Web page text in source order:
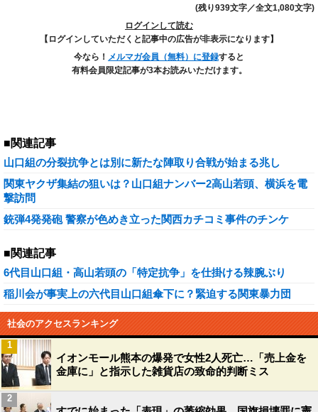
(残り939文字／全文1,080文字)
ログインして読む
【ログインしていただくと記事中の広告が非表示になります】
今なら！ メルマガ会員（無料）に登録すると
有料会員限定記事が3本お読みいただけます。
■関連記事
山口組の分裂抗争とは別に新たな陣取り合戦が始まる兆し
関東ヤクザ集結の狙いは？山口組ナンバー2高山若頭、横浜を電
撃訪問
銃弾4発発砲 警察が色めき立った関西カチコミ事件のチンケ
■関連記事
6代目山口組・高山若頭の「特定抗争」を仕掛ける辣腕ぶり
稲川会が事実上の六代目山口組傘下に？緊迫する関東暴力団
社会のアクセスランキング
イオンモール熊本の爆発で女性2人死亡…「売上金を
金庫に」と指示した雑貨店の致命的判断ミス
1
2